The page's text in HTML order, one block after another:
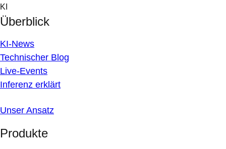
Skip
to
content
KI
Überblick
KI-News
Technischer Blog
Live-Events
Inferenz erklärt
Unser Ansatz
Produkte